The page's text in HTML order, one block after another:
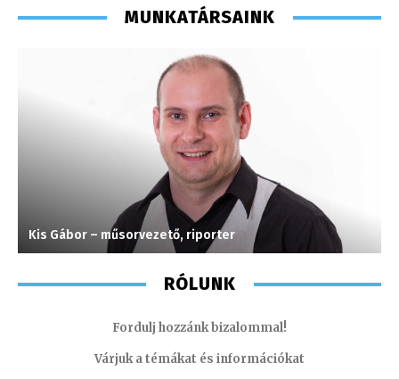
MUNKATÁRSAINK
Kis Gábor – műsorvezető, riporter
RÓLUNK
Fordulj hozzánk bizalommal!
Várjuk a témákat és információkat